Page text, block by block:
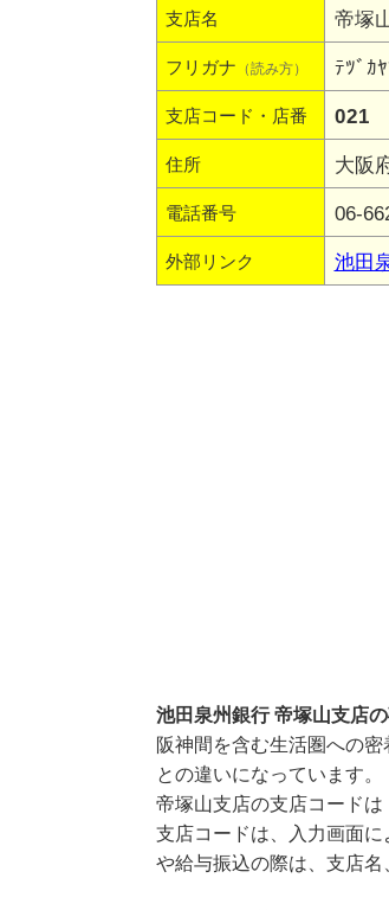
支店名 帝塚
フリガナ （読み方） ﾃﾂﾞｶ
支店コード・店番 021
住所 大阪
電話番号 06-
外部リンク 池田
池田泉州銀行 帝塚山支店
阪神間を含む生活圏への
との違いになっています。
帝塚山支店の支店コードは
支店コードは、入力画面
や給与振込の際は、支店名